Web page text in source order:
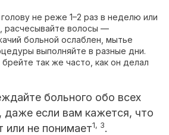
не реже 1–2 раз в неделю или
расчесывайте волосы —
больной ослаблен, мытье
выполняйте в разные дни.
так же часто, как он делал
больного обо всех
даже если вам кажется, что
или не понимает1, 3.